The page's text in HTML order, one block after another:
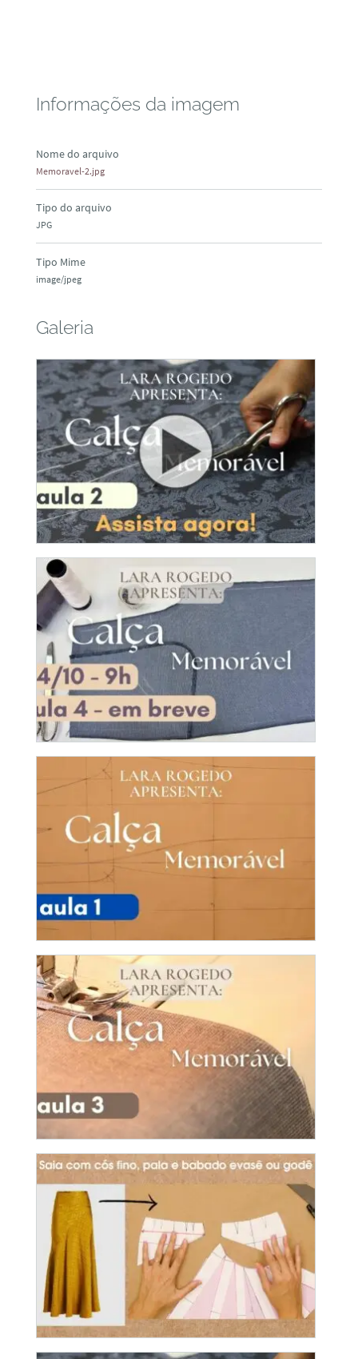
Informações da imagem
Nome do arquivo
Memoravel-2.jpg
Tipo do arquivo
JPG
Tipo Mime
image/jpeg
Galeria